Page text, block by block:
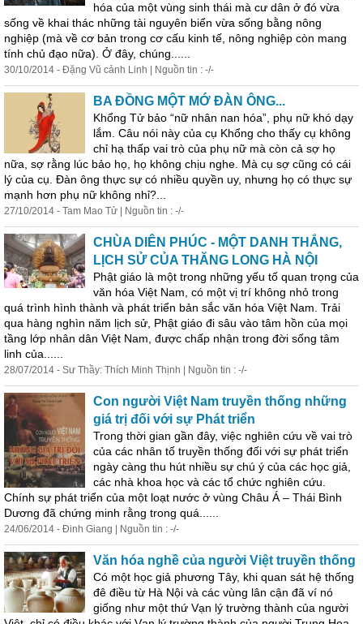
hóa của một vùng sinh thái mà cư dân ở đó vừa
sống về khai thác những tài nguyên biển vừa sống bằng nông
nghiệp (mà về cơ bản trong cơ cấu kinh tế, nông nghiệp còn mang
tính chủ đạo nữa). Ở đây, chúng......
30/10/2014 - Đặng Vũ cảnh Linh | Nguồn tin : -/-
BA ĐỒNG MỘT MỚ ĐÀN ÔNG...
Khổng Tử bảo “nữ nhân nan hóa”, phụ nữ khó dạy
lắm. Câu nói này của cụ Khổng cho thấy cụ không
chỉ hạ thấp vai trò của phụ nữ mà còn cả sợ họ
nữa, sợ rằng lúc bảo họ, họ không chịu nghe. Mà cụ sợ cũng có cái
lý của cụ. Đàn ông thực sự có nhiều quyền uy, nhưng họ có thực sự
mạnh hơn phụ nữ không nhỉ?...
27/10/2014 - Tam Mao Tử | Nguồn tin : -/-
CHÙA DIÊN PHÚC - MỘT DANH THẮNG,
LỊCH SỬ CỦA THĂNG LONG HÀ NỘI
Phật giáo là một trong những yếu tố quan trọng của
văn hóa Việt Nam, có một vị trí không nhỏ trong
quá trình hình thành và phát triển bản sắc văn hóa Việt Nam. Trải
qua hàng nghìn năm lịch sử, Phật giáo đi sâu vào tâm hồn của mọi
tầng lớp nhân dân Việt Nam, được chấp nhận trong đời sống tâm
linh của......
28/07/2014 - Sư Thầy: Thích Minh Thịnh | Nguồn tin : -/-
Con người Việt Nam truyền thống những
giá trị đối với sự Phát triển
Trong thời gian gần đây, việc nghiên cứu về vai trò
của các nhân tố truyền thống đối với sự phát triển
ngày càng thu hút nhiều sự chú ý của các học giả,
các nhà khoa học và các tổ chức nghiên cứu.
Chính sự phát triển của một loạt nước ở vùng Châu Á – Thái Bình
Dương đã chứng minh rằng trong quá......
24/06/2014 - Đinh Giang | Nguồn tin : -/-
Văn hóa nghề của người Việt truyền thống
Có một học giả phương Tây, khi quan sát hệ thống
đê điều từ Hà Nội và các vùng lân cận đã ví nó
giống như một thứ Vạn lý trường thành của người